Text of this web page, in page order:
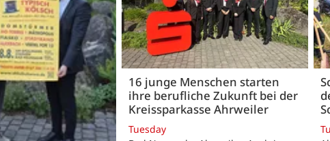
16 junge Menschen starten
ihre berufliche Zukunft bei der
Kreissparkasse Ahrweiler
Tuesday